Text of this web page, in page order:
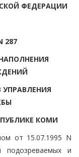
ФЕДЕРАЦИИ
287
КОМИ
от 15.07.1995 N
и